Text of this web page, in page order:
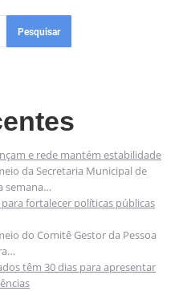
Pesquisar
e rede mantém estabilidade
da Secretaria Municipal de
semana…
fortalecer políticas públicas
do Comitê Gestor da Pessoa
têm 30 dias para apresentar